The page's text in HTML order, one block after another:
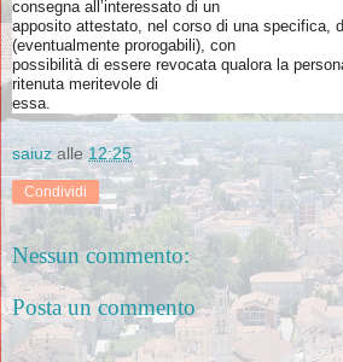
consegna all’interessato di un
apposito attestato, nel corso di una specifica,
(eventualmente prorogabili), con
possibilità di essere revocata qualora la
ritenuta meritevole di
essa.
saiuz alle12:25
Condividi
Nessun commento:
Posta un commento